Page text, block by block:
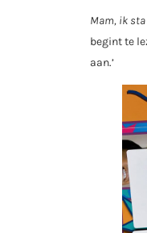
Mam, ik sta
begint te
aan.’